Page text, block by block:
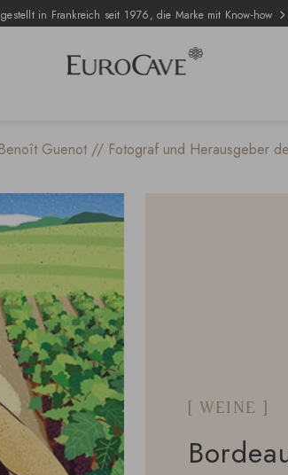
in Frankreich seit 1976, die Marke mit Know-how
Guenot // Fotograf und Herausgeber
[ WEINE ]